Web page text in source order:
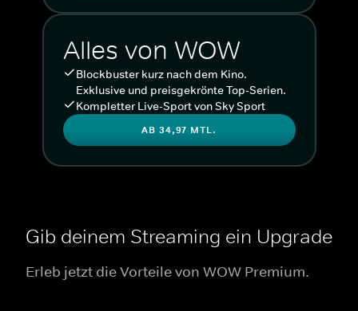
Alles von WOW
Blockbuster kurz nach dem Kino.
Exklusive und preisgekrönte Top-Serien.
Kompletter Live-Sport von Sky Sport
AB 34,97 MTL.
Gib deinem Streaming ein Upgrade
Erleb jetzt die Vorteile von WOW Premium.